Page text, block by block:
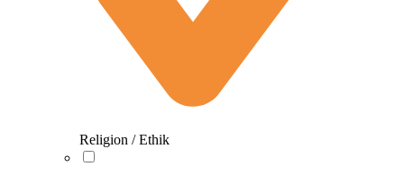
Religion / Ethik